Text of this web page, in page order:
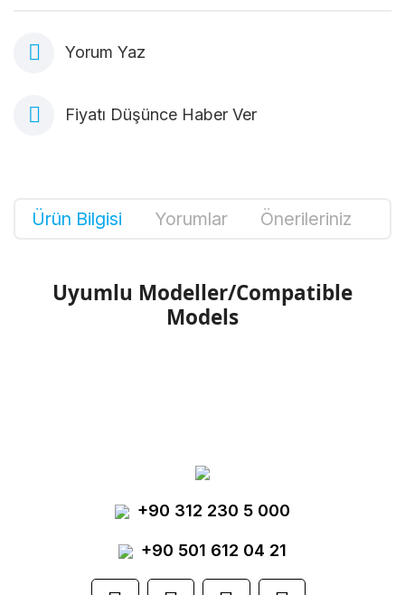
Yorum Yaz
Fiyatı Düşünce Haber Ver
Ürün Bilgisi Yorumlar Önerileriniz
Uyumlu Modeller/Compatible
Models
Yorum Yaz
Ürün resmi kalitesiz, bozuk veya
görüntülenemiyor.
Ürün açıklamasında eksik bilgiler bulunuyor.
+90 312 230 5 000
+90 501 612 04 21